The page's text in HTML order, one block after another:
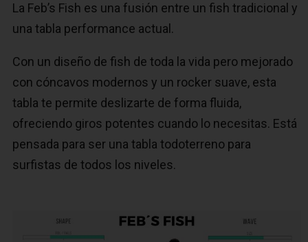
La Feb’s Fish es una fusión entre un fish tradicional y
una tabla performance actual.
Con un diseño de fish de toda la vida pero mejorado
con cóncavos modernos y un rocker suave, esta
tabla te permite deslizarte de forma fluida,
ofreciendo giros potentes cuando lo necesitas. Está
pensada para ser una tabla todoterreno para
surfistas de todos los niveles.